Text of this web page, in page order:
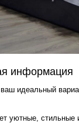
информация
идеальный
уютные, стильные